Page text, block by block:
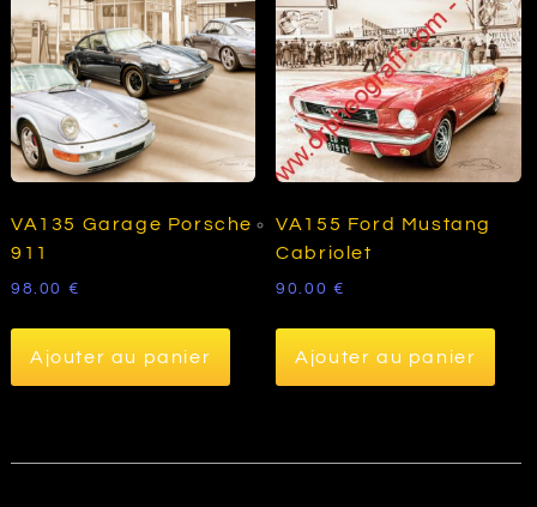
VA135 Garage Porsche
911
98.00 €
Ajouter au panier
VA155 Ford Mustang
Cabriolet
90.00 €
Ajouter au panier